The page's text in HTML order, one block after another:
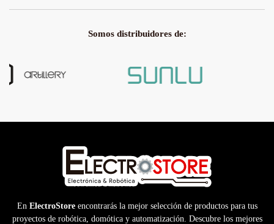
Somos distribuidores de:
En ElectroStoreencontrarás la mejor selección de productos para tus
proyectos de robótica, domótica y automatización. Descubre los mejores